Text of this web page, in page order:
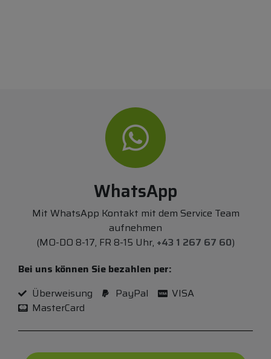
WhatsApp
Mit WhatsApp Kontakt mit dem Service Team
aufnehmen
(MO-DO 8-17, FR 8-15 Uhr, +43 1 267 67 60)
Bei uns können Sie bezahlen per:
Überweisung
PayPal
VISA
MasterCard